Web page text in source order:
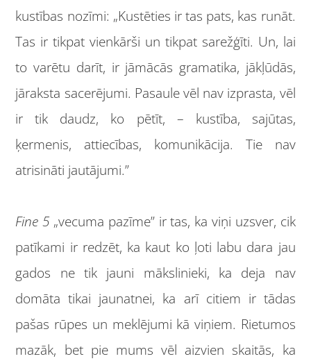
kustības nozīmi: „Kustēties ir tas pats, kas runāt.
Tas ir tikpat vienkārši un tikpat sarežģīti. Un, lai
to varētu darīt, ir jāmācās gramatika, jākļūdās,
jāraksta sacerējumi. Pasaule vēl nav izprasta, vēl
ir tik daudz, ko pētīt, – kustība, sajūtas,
ķermenis, attiecības, komunikācija. Tie nav
atrisināti jautājumi.”
Fine 5 „vecuma pazīme” ir tas, ka viņi uzsver, cik
patīkami ir redzēt, ka kaut ko ļoti labu dara jau
gados ne tik jauni mākslinieki, ka deja nav
domāta tikai jaunatnei, ka arī citiem ir tādas
pašas rūpes un meklējumi kā viņiem. Rietumos
mazāk, bet pie mums vēl aizvien skaitās, ka